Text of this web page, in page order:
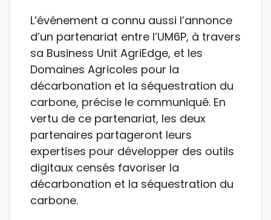
L’événement a connu aussi l’annonce
d’un partenariat entre l’UM6P, à travers
sa Business Unit AgriEdge, et les
Domaines Agricoles pour la
décarbonation et la séquestration du
carbone, précise le communiqué. En
vertu de ce partenariat, les deux
partenaires partageront leurs
expertises pour développer des outils
digitaux censés favoriser la
décarbonation et la séquestration du
carbone.